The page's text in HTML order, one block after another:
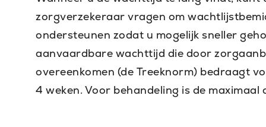
10
dagen
zorgverzekeraar vragen om
ondersteunen zodat u mogelijk sneller
aanvaardbare wachttijd die door
overeenkomen (de Treeknorm) bedraagt
4 weken. Voor behandeling is de